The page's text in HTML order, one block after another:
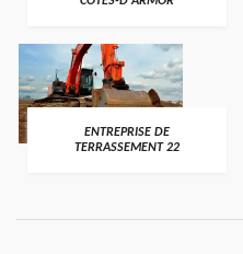
ENTREPRISE DE
TERRASSEMENT 22